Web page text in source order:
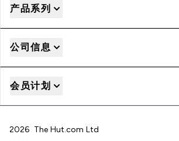
产品系列
公司信息
会员计划
2026 The Hut.com Ltd